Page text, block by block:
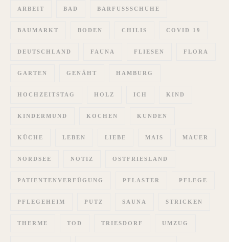
ARBEIT BAD BARFUSSSCHUHE
BAUMARKT BODEN CHILIS COVID 19
DEUTSCHLAND FAUNA FLIESEN FLORA
GARTEN GENÄHT HAMBURG
HOCHZEITSTAG HOLZ ICH KIND
KINDERMUND KOCHEN KUNDEN
KÜCHE LEBEN LIEBE MAIS MAUER
NORDSEE NOTIZ OSTFRIESLAND
PATIENTENVERFÜGUNG PFLASTER PFLEGE
PFLEGEHEIM PUTZ SAUNA STRICKEN
THERME TOD TRIESDORF UMZUG